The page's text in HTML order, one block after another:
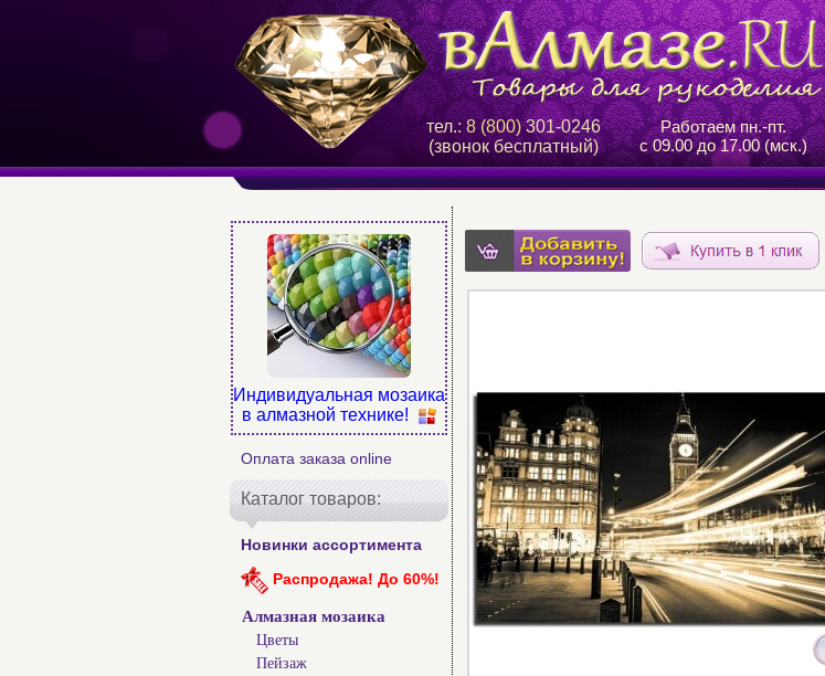
тел.:8 (800)301-0246
(звонок бесплатный)
Работаем пн.-пт.
с 09.00 до 17.00 (мск.)
Индивидуальная мозаика
в алмазной технике!
Оплата заказа online
Каталог товаров:
Новинки ассортимента
Распродажа! До 60%!
Алмазная мозаика
Цветы
Пейзаж